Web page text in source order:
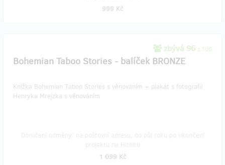
999 Kč
zbývá 96 z 100
Bohemian Taboo Stories - balíček BRONZE
Knížka Bohemian Taboo Stories s věnováním + plakát s fotografií
Henryka Mrejzka s věnováním
1 099 Kč